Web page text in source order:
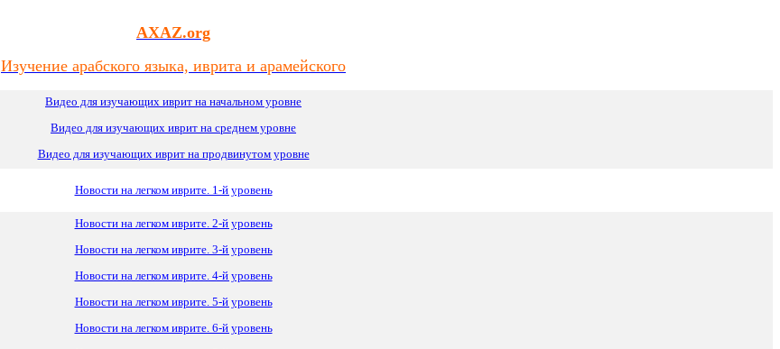
AXAZ.org
Изучение арабского языка, иврита и арамейского
Видео для изучающих иврит на начальном уровне
Видео для изучающих иврит на среднем уровне
Видео для изучающих иврит на продвинутом уровне
Новости на легком иврите. 1-й уровень
Новости на легком иврите. 2-й уровень
Новости на легком иврите. 3-й уровень
Новости на легком иврите. 4-й уровень
Новости на легком иврите. 5-й уровень
Новости на легком иврите. 6-й уровень